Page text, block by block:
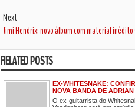
Next
Jimi Hendrix: novo álbum com material inédito
RELATED POSTS
EX-WHITESNAKE:
NOVA BANDA DE ADRIAN
O ex-guitarrista do